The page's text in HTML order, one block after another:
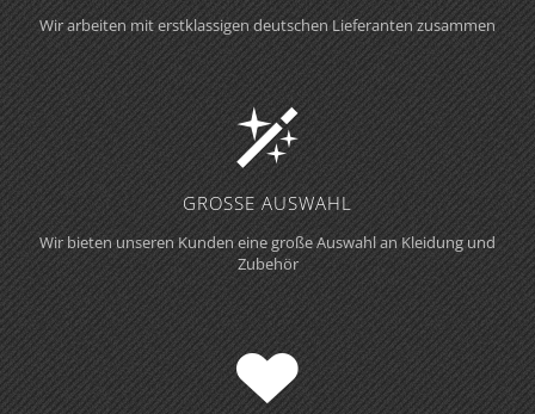
Wir arbeiten mit erstklassigen deutschen Lieferanten zusammen
GROSSE AUSWAHL
Wir bieten unseren Kunden eine große Auswahl an Kleidung und
Zubehör